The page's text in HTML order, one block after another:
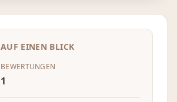
AUF EINEN BLICK
BEWERTUNGEN
1